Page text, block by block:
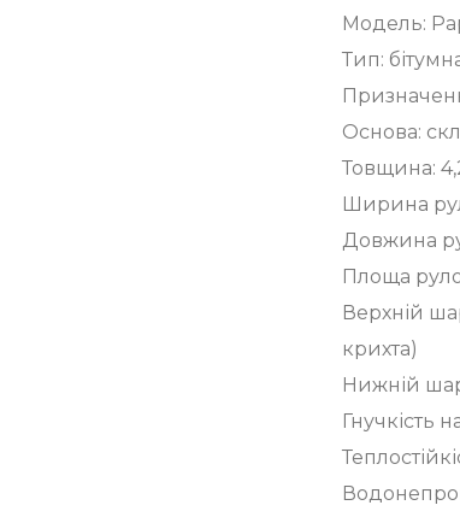
Модель:
Тип:
Основа:
Товщина:
Ширина
Довжина
Площа
Верхній
крихта)
Нижній
Гнучкість